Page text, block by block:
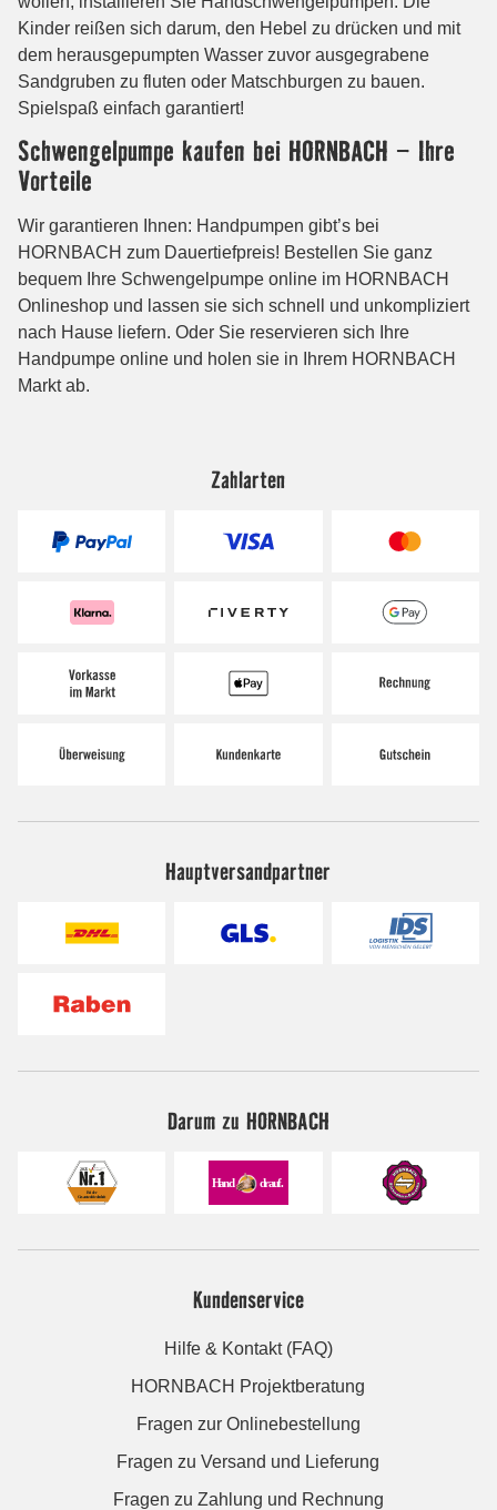
Zahlarten
Hauptversandpartner
Darum zu HORNBACH
Kundenservice
Hilfe & Kontakt (FAQ)
HORNBACH Projektberatung
Fragen zur Onlinebestellung
Fragen zu Versand und Lieferung
Fragen zu Zahlung und Rechnung